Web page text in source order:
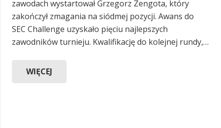
zawodach wystartował Grzegorz Zengota, który
zakończył zmagania na siódmej pozycji. Awans do
SEC Challenge uzyskało pięciu najlepszych
zawodników turnieju. Kwalifikację do kolejnej rundy,…
WIĘCEJ